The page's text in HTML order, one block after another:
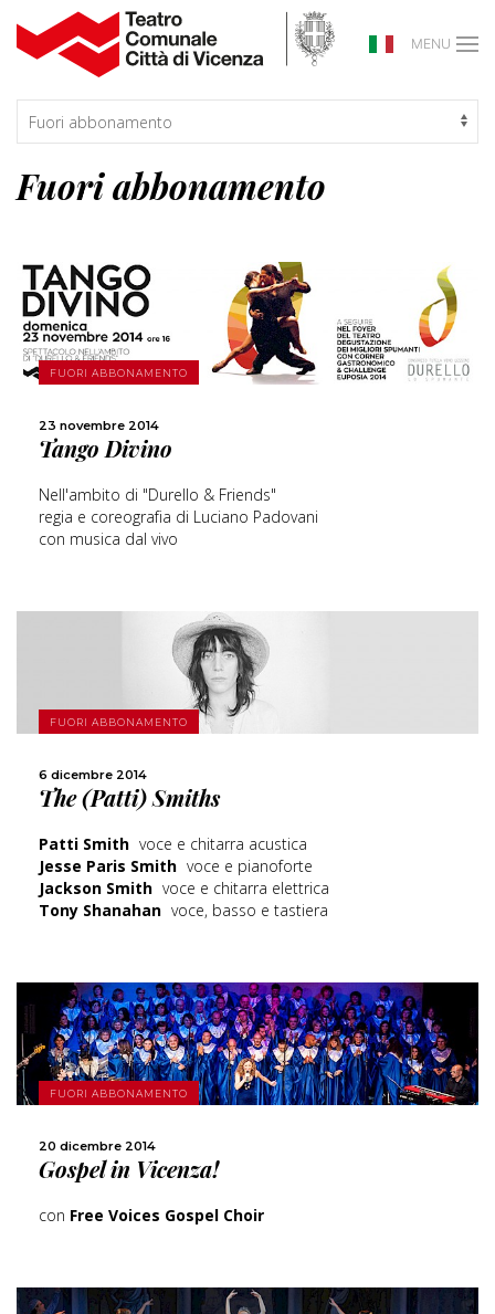
MENU
Fuori abbonamento
FUORI ABBONAMENTO
23 novembre 2014
Tango Divino
Nell'ambito di "Durello & Friends"
regia e coreografia di Luciano Padovani
con musica dal vivo
SCOPRI DI PIÙ
FUORI ABBONAMENTO
6 dicembre 2014
The (Patti) Smiths
Patti Smith voce e chitarra acustica
Jesse Paris Smith voce e pianoforte
Jackson Smith voce e chitarra elettrica
Tony Shanahan voce, basso e tastiera
SCOPRI DI PIÙ
CONDIVIDI
FUORI ABBONAMENTO
20 dicembre 2014
Gospel in Vicenza!
con Free Voices Gospel Choir
SCOPRI DI PIÙ